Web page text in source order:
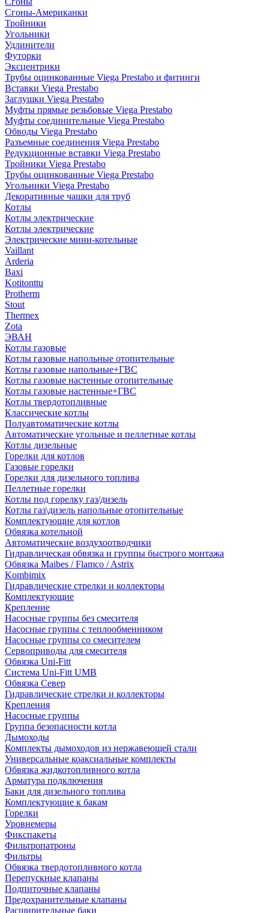
Сгоны-Американки
Тройники
Угольники
Удлинители
Футорки
Эксцентрики
Трубы оцинкованные Viega Prestabo и фитинги
Вставки Viega Prestabo
Заглушки Viega Prestabo
Муфты прямые резьбовые Viega Prestabo
Муфты соединительные Viega Prestabo
Обводы Viega Prestabo
Разъемные соединения Viega Prestabo
Редукционные вставки Viega Prestabo
Тройники Viega Prestabo
Трубы оцинкованные Viega Prestabo
Угольники Viega Prestabo
Декоративные чашки для труб
Котлы
Котлы электрические
Котлы электрические
Электрические мини-котельные
Vaillant
Arderia
Baxi
Kotitonttu
Protherm
Stout
Thermex
Zota
ЭВАН
Котлы газовые
Котлы газовые напольные отопительные
Котлы газовые напольные+ГВС
Котлы газовые настенные отопительные
Котлы газовые настенные+ГВС
Котлы твердотопливные
Классические котлы
Полуавтоматические котлы
Автоматические угольные и пеллетные котлы
Котлы дизельные
Горелки для котлов
Газовые горелки
Горелки для дизельного топлива
Пеллетные горелки
Котлы под горелку газ/дизель
Котлы газ\дизель напольные отопительные
Комплектующие для котлов
Обвязка котельной
Автоматические воздухоотводчики
Гидравлическая обвязка и группы быстрого монтажа
Обвязка Maibes / Flamco / Astrix
Kombimix
Гидравлические стрелки и коллекторы
Комплектующие
Крепление
Насосные группы без смесителя
Насосные группы с теплообменником
Насосные группы со смесителем
Сервоприводы для смесителя
Обвязка Uni-Fitt
Система Uni-Fitt UMB
Обвязка Север
Гидравлические стрелки и коллекторы
Крепления
Насосные группы
Группа безопасности котла
Дымоходы
Комплекты дымоходов из нержавеющей стали
Универсальные коаксиальные комплекты
Обвязка жидкотопливного котла
Арматура подключения
Баки для дизельного топлива
Комплектующие к бакам
Горелки
Уровнемеры
Фикспакеты
Фильтропатроны
Фильтры
Обвязка твердотопливного котла
Перепускные клапаны
Подпиточные клапаны
Предохранительные клапаны
Расширительные баки